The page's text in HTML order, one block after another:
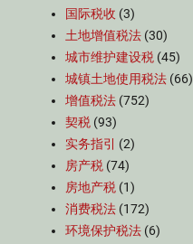
国际税收 (3)
土地增值税法 (30)
城市维护建设税 (45)
城镇土地使用税法 (66)
增值税法 (752)
契税 (93)
实务指引
(2)
房产税 (74)
房地产税 (1)
消费税法 (172)
环境保护税法 (6)